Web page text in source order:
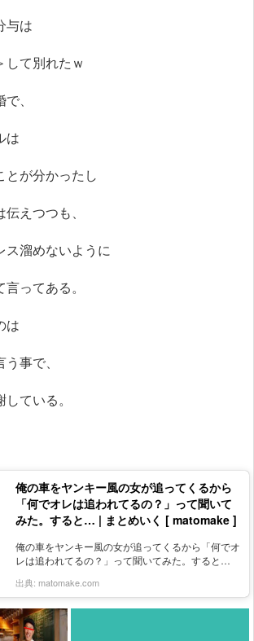
与は
して別れたｗ
、
は
とが分かったし
えつつも、
ス溜めないように
ってある。
は
事で、
ている。
俺の車をヤンキー風の女が追ってくるから
「何でオレは追われてるの？」って聞いて
みた。すると… | まとめいく [ matomake ]
俺の車をヤンキー風の女が追ってくるから「何でオ
レは追われてるの？」って聞いてみた。すると…
出典: matomake.com